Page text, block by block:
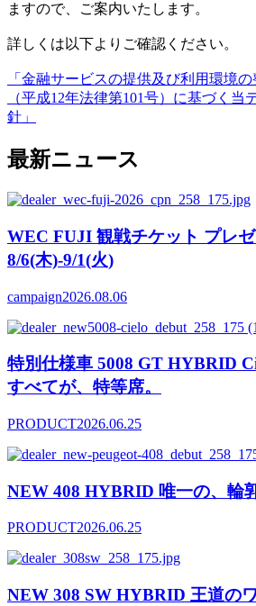
ますので、ご案内いたします。
詳しくは以下よりご確認ください。
「金融サービスの提供及び利用環境
（平成12年法律第101号）に基づく当
針」
最新ニュース
WEC FUJI 観戦チケット プレ
8/6(木)-9/1(火)
campaign2026.08.06
特別仕様車 5008 GT HYBRID
すべてが、特等席。
PRODUCT2026.06.25
NEW 408 HYBRID 唯一の、輪郭
PRODUCT2026.06.25
NEW 308 SW HYBRID 王道の